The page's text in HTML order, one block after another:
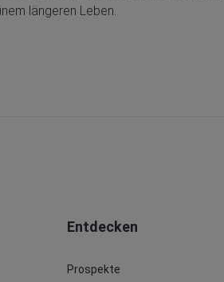
längeren Leben.
Entdecken
Prospekte